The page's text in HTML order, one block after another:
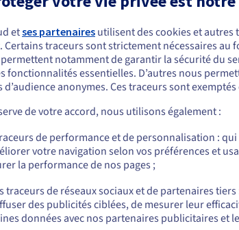
Infrastructure de bureau
(VDI)
Nos serveurs Scale sont parfaitement
aux infrastructures de bureaux virtuels.
densité de calcul, ils permettent
tout en garantissant performance,
fiabilité.
semblez être localisé en
commander, rendez-vous sur le site de votre pays
us.ovhcloud.com/bare-metal Anglais USD - $
ou
sur le site actuel
etses partenaires utilisent des cookies et autres
Certains traceurs sont strictement nécessaires au
notamment de garantir la sécurité du
fonctionnalités essentielles. D’autres nous
d’audience anonymes. Ces traceurs sont
de votre accord, nous utilisons également :
de performance et de personnalisation :
votre navigation selon vos préférences et
la performance de nos pages ;
traceurs de réseaux sociaux et de partenaires
des publicités ciblées, de mesurer leur
données avec nos partenaires publicitaires et